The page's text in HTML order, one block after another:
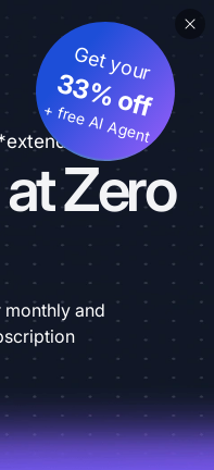
Zero
Get your
33% off
+ free AI Agent
and